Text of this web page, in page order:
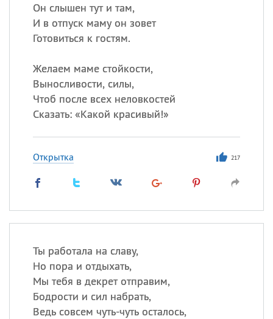
Он слышен тут и там,
И в отпуск маму он зовет
Готовиться к гостям.
Желаем маме стойкости,
Выносливости, силы,
Чтоб после всех неловкостей
Сказать: «Какой красивый!»
Открытка 217
Ты работала на славу,
Но пора и отдыхать,
Мы тебя в декрет отправим,
Бодрости и сил набрать,
Ведь совсем чуть-чуть осталось,